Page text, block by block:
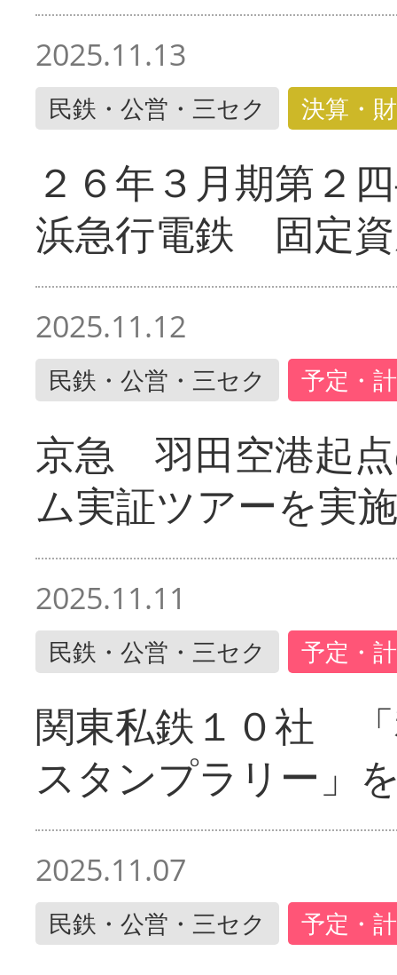
2025.11.13
民鉄・公営・三セク 決算・
２６年３月期第２
浜急行電鉄 固定
2025.11.12
民鉄・公営・三セク 予定・
京急 羽田空港起
ム実証ツアーを実施
2025.11.11
民鉄・公営・三セク 予定・
関東私鉄１０社
スタンプラリー」
2025.11.07
民鉄・公営・三セク 予定・